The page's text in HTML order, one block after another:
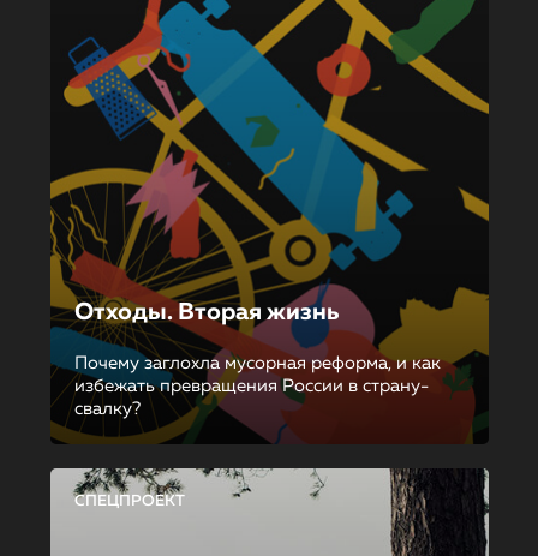
Отходы. Вторая жизнь
Почему заглохла мусорная реформа, и как
избежать превращения России в страну-
свалку?
СПЕЦПРОЕКТ